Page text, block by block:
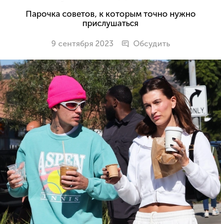
Парочка советов, к которым точно нужно
прислушаться
9 сентября 2023 Обсудить